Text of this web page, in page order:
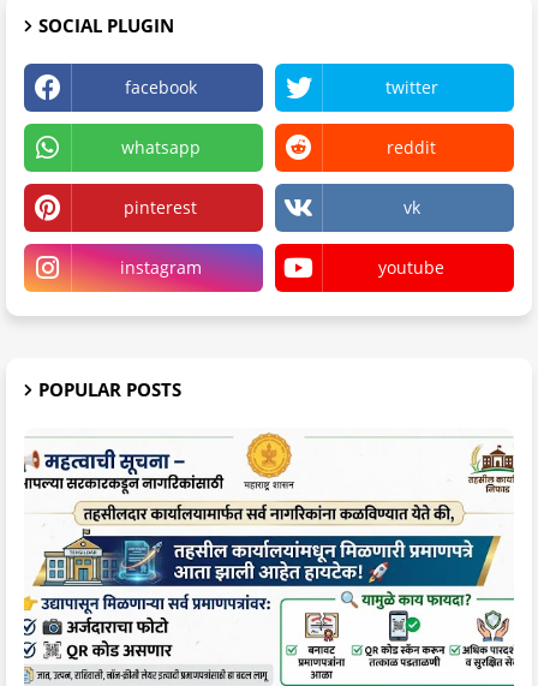
SOCIAL PLUGIN
facebook twitter
whatsapp reddit
pinterest vk
instagram youtube
POPULAR POSTS